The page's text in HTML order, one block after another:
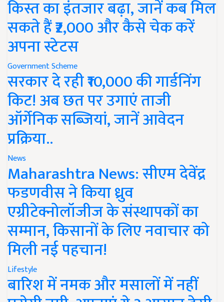
किस्त का इंतजार बढ़ा, जानें कब मिल
सकते हैं ₹2,000 और कैसे चेक करें
अपना स्टेटस
Government Scheme
सरकार दे रही ₹10,000 की गार्डनिंग
किट! अब छत पर उगाएं ताजी
ऑर्गेनिक सब्जियां, जानें आवेदन
प्रक्रिया..
News
Maharashtra News: सीएम देवेंद्र
फडणवीस ने किया ध्रुव
एग्रीटेक्नोलॉजीज के संस्थापकों का
सम्मान, किसानों के लिए नवाचार को
मिली नई पहचान!
Lifestyle
बारिश में नमक और मसालों में नहीं